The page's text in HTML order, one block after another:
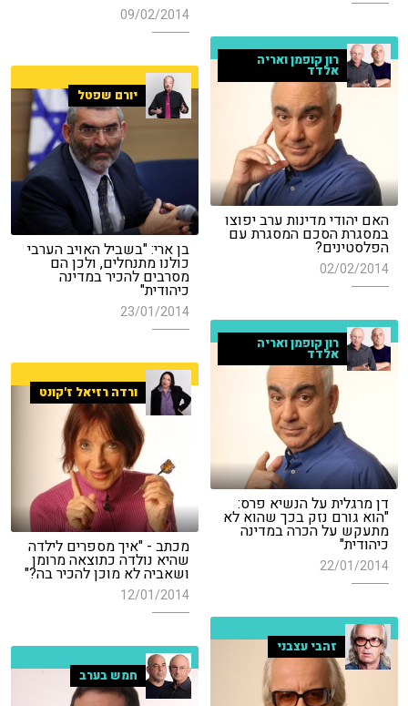
09/02/2014
רון קופמן ואריה
אלדד
האם יהודי מדינות ערב יפוצו
במסגרת הסכם המסגרת עם
הפלסטינים?
02/02/2014
יורם שפטל
בן ארי: "בשביל האויב הערבי
כולנו מתנחלים, ולכן הם
מסרבים להכיר במדינה
כיהודית"
23/01/2014
רון קופמן ואריה
אלדד
דן מרגלית על הנשיא פרס:
"הוא גורם נזק בכך שהוא לא
מתעקש על הכרה במדינה
כיהודית"
22/01/2014
ורדה רזיאל ז'קונט
מכתב - "איך מספרים לילדה
שהיא נולדה כתוצאה מרומן
ושאביה לא מוכן להכיר בה?"
12/01/2014
זהבי עצבני
חמש בערב